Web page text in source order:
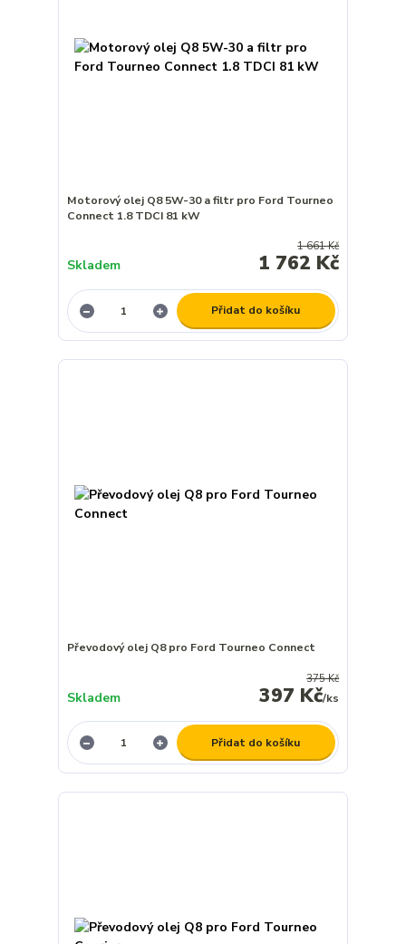
Motorový olej Q8 5W-30 a filtr pro Ford Tourneo
Connect 1.8 TDCI 81 kW
1 661 Kč
1 762 Kč
Skladem
Přidat do košíku
Převodový olej Q8 pro Ford Tourneo Connect
375 Kč
397 Kč/ks
Skladem
Přidat do košíku